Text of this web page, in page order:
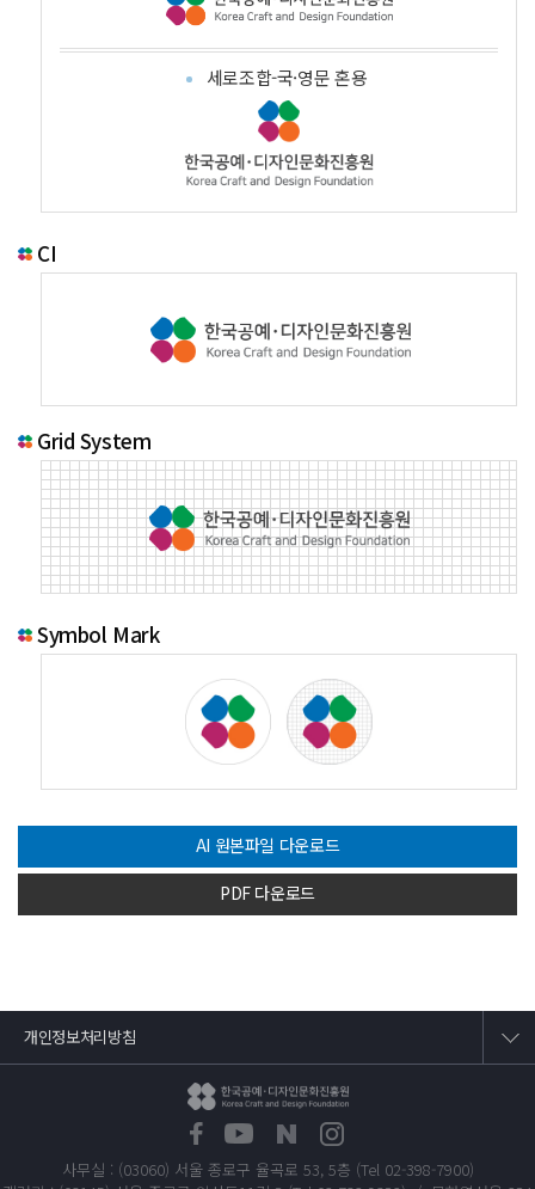
세로조합-국·영문 혼용
CI
Grid System
Symbol Mark
AI 원본파일 다운로드
PDF 다운로드
개인정보처리방침
사무실 : (03060) 서울 종로구 율곡로 53, 5층 (Tel 02-398-7900)